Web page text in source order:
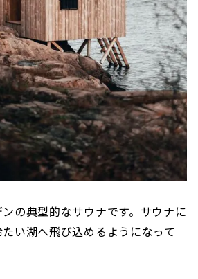
の典型的なサウナです。サウナに
い湖へ飛び込めるようになって